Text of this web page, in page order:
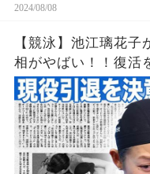
2024/08/08
【競泳】池江璃花
相がやばい！！復活
能性...引退を決意し
同驚愕！！美人女子
は！？